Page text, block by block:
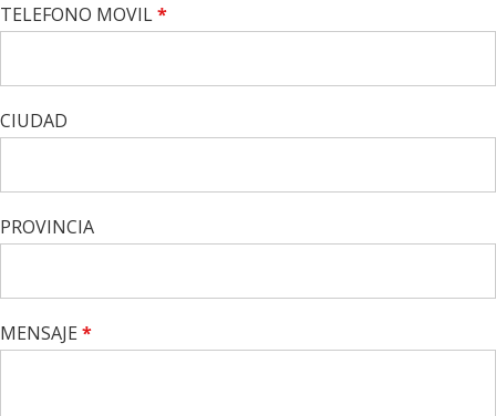
TELEFONO MOVIL*
CIUDAD
PROVINCIA
MENSAJE *